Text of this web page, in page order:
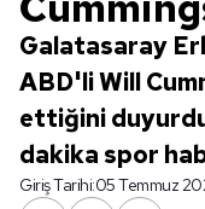
Galatasaray
ABD'li Will
ettiğini
dakika spor
Giriş Tarihi:05 Temmuz